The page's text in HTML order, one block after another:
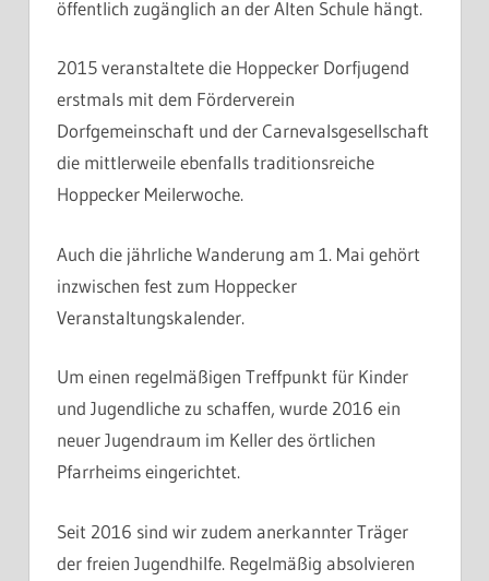
öffentlich zugänglich an der Alten Schule hängt.
2015 veranstaltete die Hoppecker Dorfjugend
erstmals mit dem Förderverein
Dorfgemeinschaft und der Carnevalsgesellschaft
die mittlerweile ebenfalls traditionsreiche
Hoppecker Meilerwoche.
Auch die jährliche Wanderung am 1. Mai gehört
inzwischen fest zum Hoppecker
Veranstaltungskalender.
Um einen regelmäßigen Treffpunkt für Kinder
und Jugendliche zu schaffen, wurde 2016 ein
neuer Jugendraum im Keller des örtlichen
Pfarrheims eingerichtet.
Seit 2016 sind wir zudem anerkannter Träger
der freien Jugendhilfe. Regelmäßig absolvieren